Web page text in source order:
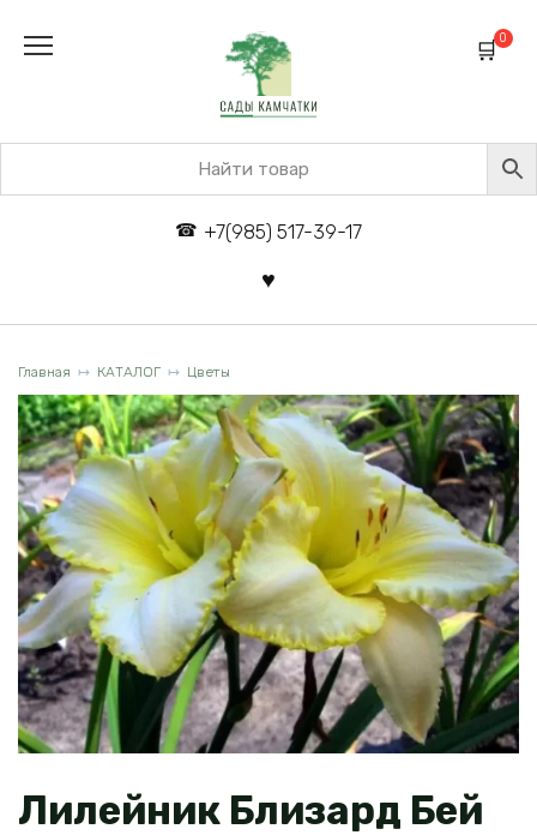
+7(985) 517-39-17
0
Главная КАТАЛОГ Цветы
Лилейник Близард Бей